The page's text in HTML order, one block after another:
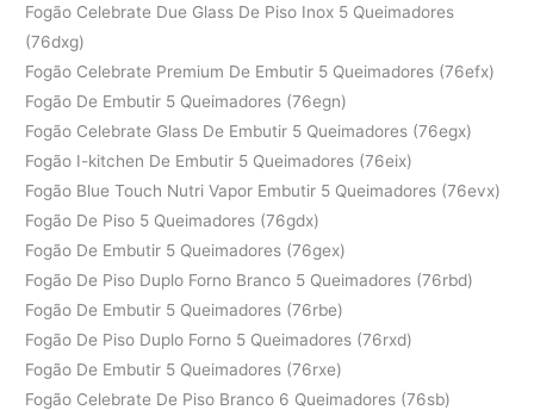
Fogão Celebrate Due Glass De Piso Inox 5 Queimadores
(76dxg)
Fogão Celebrate Premium De Embutir 5 Queimadores (76efx)
Fogão De Embutir 5 Queimadores (76egn)
Fogão Celebrate Glass De Embutir 5 Queimadores (76egx)
Fogão I-kitchen De Embutir 5 Queimadores (76eix)
Fogão Blue Touch Nutri Vapor Embutir 5 Queimadores (76evx)
Fogão De Piso 5 Queimadores (76gdx)
Fogão De Embutir 5 Queimadores (76gex)
Fogão De Piso Duplo Forno Branco 5 Queimadores (76rbd)
Fogão De Embutir 5 Queimadores (76rbe)
Fogão De Piso Duplo Forno 5 Queimadores (76rxd)
Fogão De Embutir 5 Queimadores (76rxe)
Fogão Celebrate De Piso Branco 6 Queimadores (76sb)